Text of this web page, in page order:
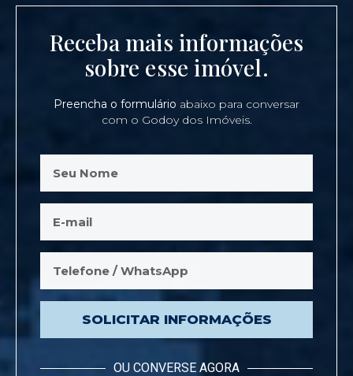
Receba mais informações
sobre esse imóvel.
Preencha o formulário abaixo para conversar
com o Godoy dos Imóveis.
SOLICITAR INFORMAÇÕES
OU CONVERSE AGORA